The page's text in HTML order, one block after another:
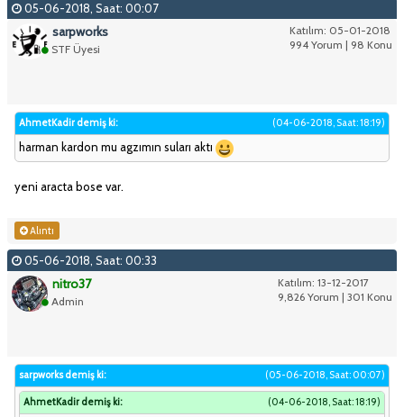
05-06-2018, Saat: 00:07
Katılım: 05-01-2018
994 Yorum | 98 Konu
sarpworks
STF Üyesi
(04-06-2018, Saat: 18:19)
AhmetKadir demiş ki:
harman kardon mu agzımın suları aktı
yeni aracta bose var.
Alıntı
05-06-2018, Saat: 00:33
Katılım: 13-12-2017
9,826 Yorum | 301 Konu
nitro37
Admin
(05-06-2018, Saat: 00:07)
sarpworks demiş ki:
(04-06-2018, Saat: 18:19)
AhmetKadir demiş ki: